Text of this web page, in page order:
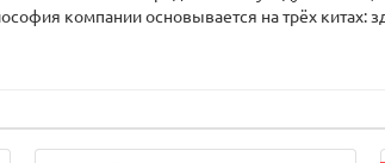
компании основывается на трёх китах: